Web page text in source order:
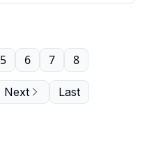
5 6 7 8
Next Last